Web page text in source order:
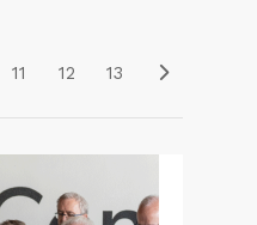
11 12 13